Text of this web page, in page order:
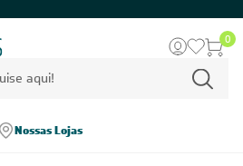
0
Nossas Lojas